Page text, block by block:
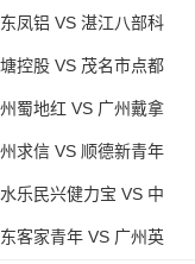
凤铝 VS 湛江八部科
控股 VS 茂名市点都
蜀地红 VS 广州戴拿
求信 VS 顺德新青年
乐民兴健力宝 VS 中
客家青年 VS 广州英